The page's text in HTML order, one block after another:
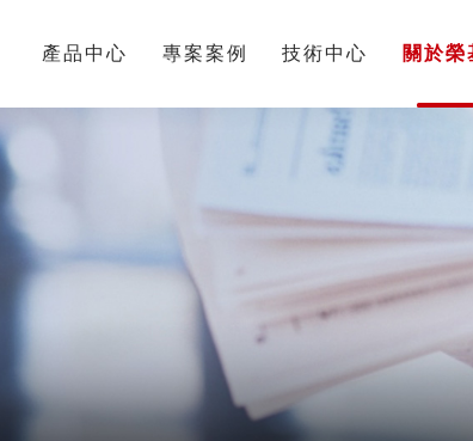
產品中心 專案案例 技術中心 關於榮